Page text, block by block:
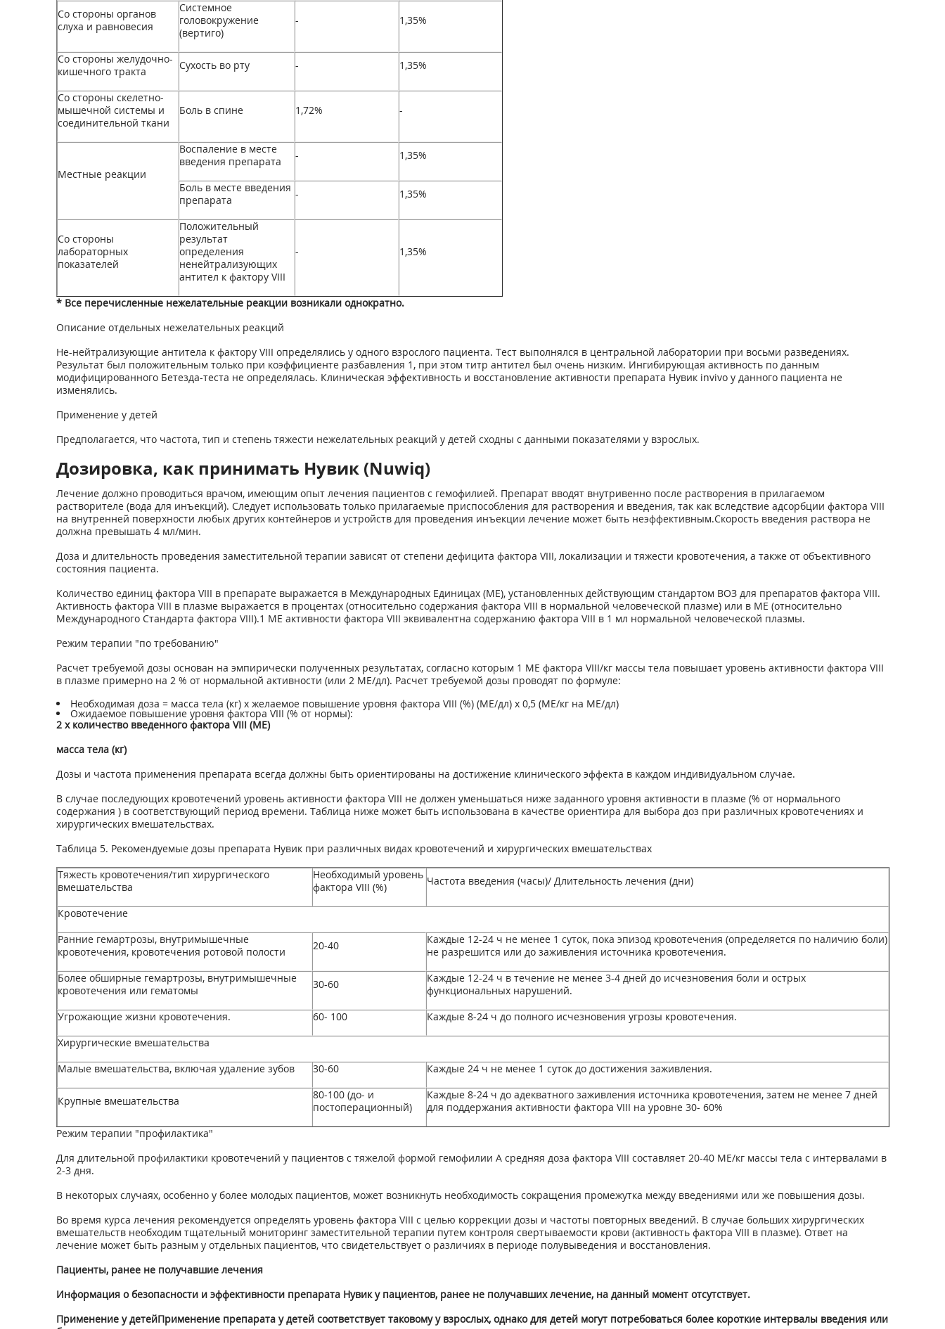
Со стороны органов
слуха и равновесия
Системное
головокружение
(вертиго)
- 1,35%
Со стороны желудочно-
кишечного тракта
Сухость во рту - 1,35%
Со стороны скелетно-
мышечной системы и
соединительной ткани
Боль в спине 1,72% -
Местные реакции
Воспаление в месте
введения препарата
- 1,35%
Боль в месте введения
препарата
- 1,35%
Со стороны
лабораторных
показателей
Положительный
результат
определения
ненейтрализующих
антител к фактору VIII
- 1,35%
* Все перечисленные нежелательные реакции возникали однократно.
Описание отдельных нежелательных реакций
Не-нейтрализующие антитела к фактору VIII определялись у одного взрослого пациента. Тест выполнялся в центральной лаборатории при восьми разведениях.
Результат был положительным только при коэффициенте разбавления 1, при этом титр антител был очень низким. Ингибирующая активность по данным
модифицированного Бетезда-теста не определялась. Клиническая эффективность и восстановление активности препарата Нувик invivo у данного пациента не
изменялись.
Применение у детей
Предполагается, что частота, тип и степень тяжести нежелательных реакций у детей сходны с данными показателями у взрослых.
Дозировка, как принимать Нувик (Nuwiq)
Лечение должно проводиться врачом, имеющим опыт лечения пациентов с гемофилией. Препарат вводят внутривенно после растворения в прилагаемом
растворителе (вода для инъекций). Следует использовать только прилагаемые приспособления для растворения и введения, так как вследствие адсорбции фактора VIII
на внутренней поверхности любых других контейнеров и устройств для проведения инъекции лечение может быть неэффективным.Скорость введения раствора не
должна превышать 4 мл/мин.
Доза и длительность проведения заместительной терапии зависят от степени дефицита фактора VIII, локализации и тяжести кровотечения, а также от объективного
состояния пациента.
Количество единиц фактора VIII в препарате выражается в Международных Единицах (МЕ), установленных действующим стандартом ВОЗ для препаратов фактора VIII.
Активность фактора VIII в плазме выражается в процентах (относительно содержания фактора VIII в нормальной человеческой плазме) или в МЕ (относительно
Международного Стандарта фактора VIII).1 МЕ активности фактора VIII эквивалентна содержанию фактора VIII в 1 мл нормальной человеческой плазмы.
Режим терапии "по требованию"
Расчет требуемой дозы основан на эмпирически полученных результатах, согласно которым 1 МЕ фактора VIII/кг массы тела повышает уровень активности фактора VIII
в плазме примерно на 2 % от нормальной активности (или 2 МЕ/дл). Расчет требуемой дозы проводят по формуле:
Необходимая доза = масса тела (кг) х желаемое повышение уровня фактора VIII (%) (МЕ/дл) х 0,5 (МЕ/кг на МЕ/дл)
Ожидаемое повышение уровня фактора VIII (% от нормы):
2 х количество введенного фактора VIII (МЕ)
масса тела (кг)
Дозы и частота применения препарата всегда должны быть ориентированы на достижение клинического эффекта в каждом индивидуальном случае.
В случае последующих кровотечений уровень активности фактора VIII не должен уменьшаться ниже заданного уровня активности в плазме (% от нормального
содержания ) в соответствующий период времени. Таблица ниже может быть использована в качестве ориентира для выбора доз при различных кровотечениях и
хирургических вмешательствах.
Таблица 5. Рекомендуемые дозы препарата Нувик при различных видах кровотечений и хирургических вмешательствах
Тяжесть кровотечения/тип хирургического
вмешательства
Необходимый уровень
фактора VIII (%)
Частота введения (часы)/ Длительность лечения (дни)
Кровотечение
Ранние гемартрозы, внутримышечные
кровотечения, кровотечения ротовой полости
20-40
Каждые 12-24 ч не менее 1 суток, пока эпизод кровотечения (определяется по наличию боли)
не разрешится или до заживления источника кровотечения.
Более обширные гемартрозы, внутримышечные
кровотечения или гематомы
30-60
Каждые 12-24 ч в течение не менее 3-4 дней до исчезновения боли и острых
функциональных нарушений.
Угрожающие жизни кровотечения.
60- 100
Каждые 8-24 ч до полного исчезновения угрозы кровотечения.
Хирургические вмешательства
Малые вмешательства, включая удаление зубов
30-60 Каждые 24 ч не менее 1 суток до достижения заживления.
Крупные вмешательства
80-100 (до- и
постоперационный)
Каждые 8-24 ч до адекватного заживления источника кровотечения, затем не менее 7 дней
для поддержания активности фактора VIII на уровне 30- 60%
Режим терапии "профилактика"
Для длительной профилактики кровотечений у пациентов с тяжелой формой гемофилии А средняя доза фактора VIII составляет 20-40 МЕ/кг массы тела с интервалами в
2-3 дня.
В некоторых случаях, особенно у более молодых пациентов, может возникнуть необходимость сокращения промежутка между введениями или же повышения дозы.
Во время курса лечения рекомендуется определять уровень фактора VIII с целью коррекции дозы и частоты повторных введений. В случае больших хирургических
вмешательств необходим тщательный мониторинг заместительной терапии путем контроля свертываемости крови (активность фактора VIII в плазме). Ответ на
лечение может быть разным у отдельных пациентов, что свидетельствует о различиях в периоде полувыведения и восстановления.
Пациенты, ранее не получавшие лечения
Информация о безопасности и эффективности препарата Нувик у пациентов, ранее не получавших лечение, на данный момент отсутствует.
Применение у детейПрименение препарата у детей соответствует таковому у взрослых, однако для детей могут потребоваться более короткие интервалы введения или